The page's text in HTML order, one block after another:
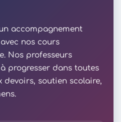
accompagnement
nos cours
Nos professeurs
progresser dans toutes
devoirs, soutien scolaire,